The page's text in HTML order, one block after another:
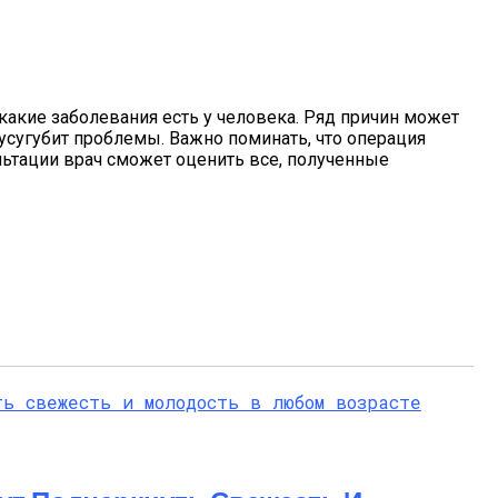
заболевания есть у человека. Ряд причин может
проблемы. Важно поминать, что операция
врач сможет оценить все, полученные